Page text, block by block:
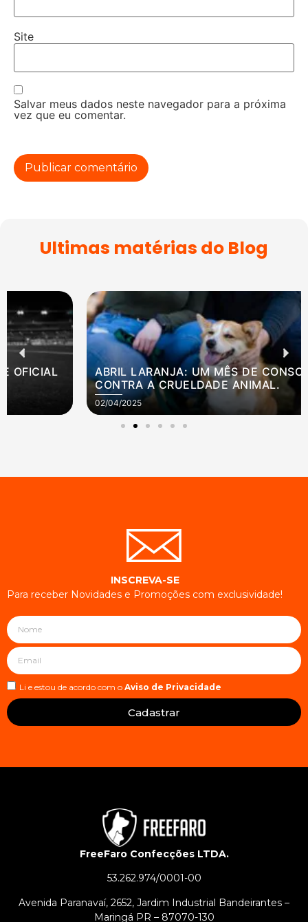
Site
Salvar meus dados neste navegador para a próxima
vez que eu comentar.
Ultimas matérias do Blog
ABRIL LARANJA: UM MÊS DE CONSCIENTIZAÇÃO
CONTRA A CRUELDADE ANIMAL.
INSCREVA-SE
Para receber Novidades e Promoções com exclusividade!
Li e estou de acordo com o Aviso de Privacidade
Cadastrar
FreeFaro Confecções LTDA.
53.262.974/0001-00
Avenida Paranavaí, 2652, Jardim Industrial Bandeirantes –
Maringá PR – 87070-130